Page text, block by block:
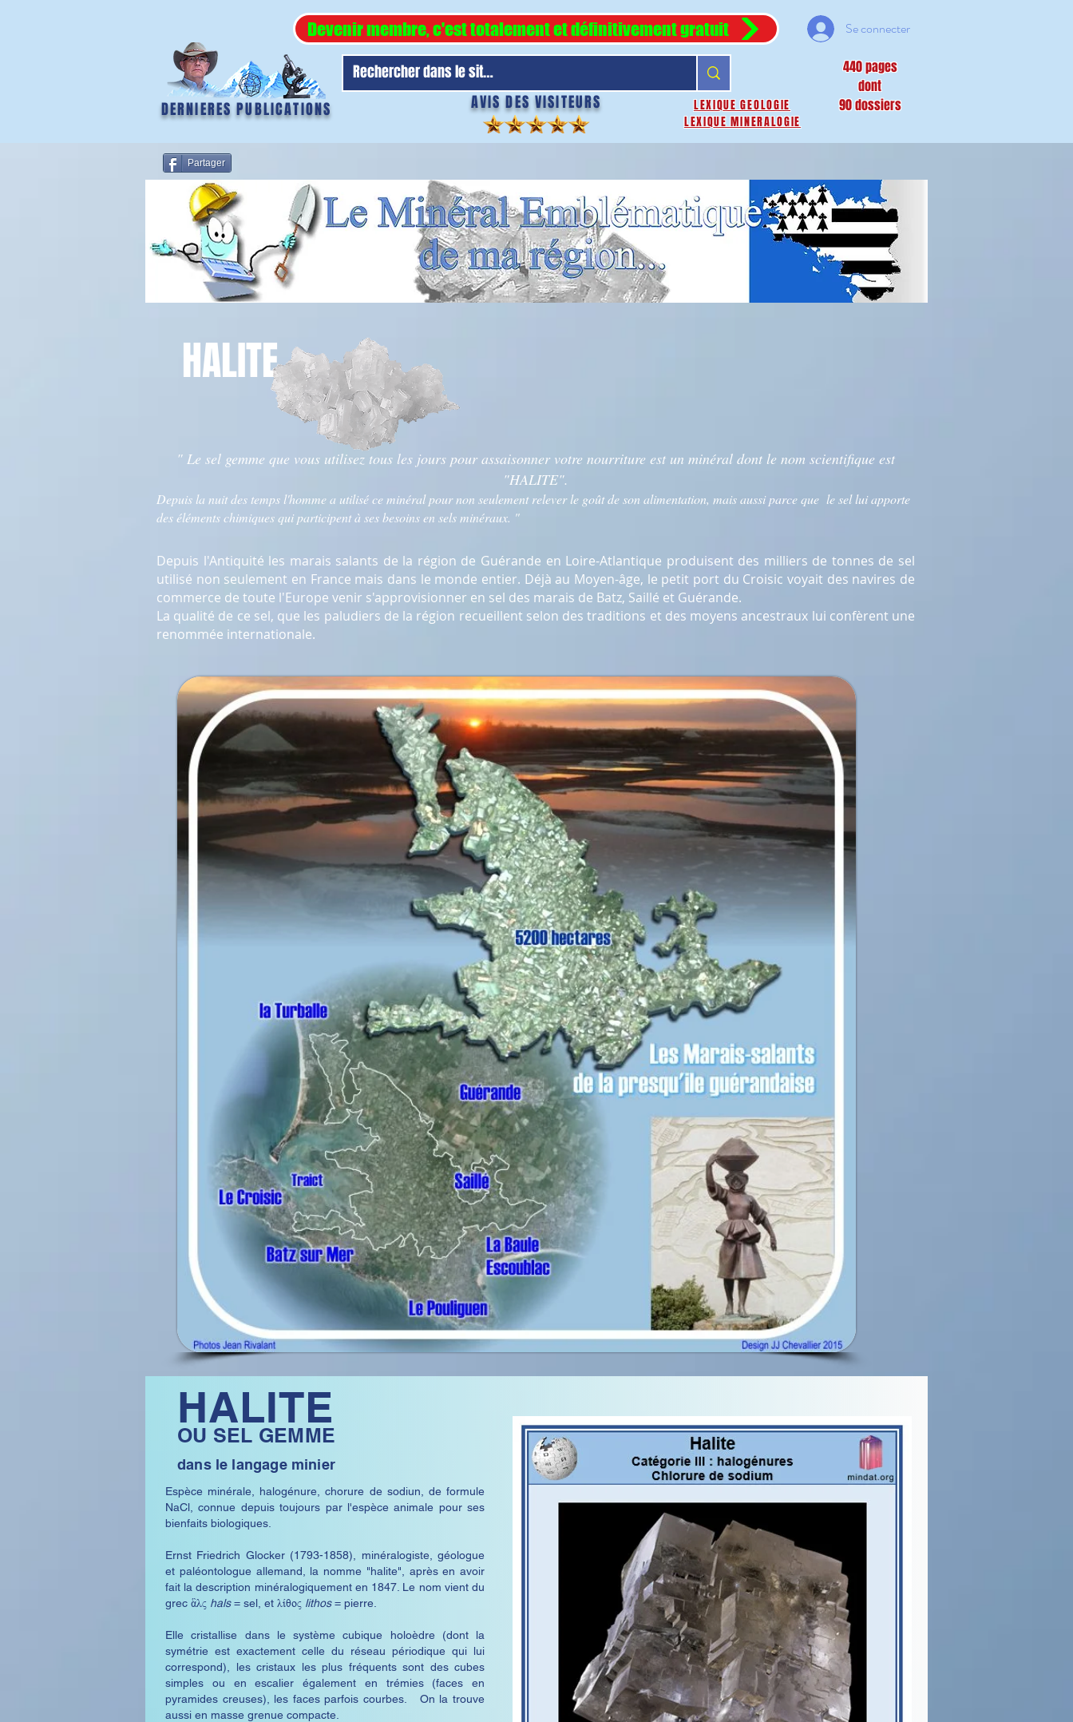
Devenir membre, c'est totalement et définitivement gratuit Se connecter
AVIS DES VISITEURS
DERNIERES PUBLICATIONS
LEXIQUE GEOLOGIE
LEXIQUE MINERALOGIE
440 pages
dont
90 dossiers
Partager
HALITE
" Le sel gemme que vous utilisez tous les jours pour assaisonner votre nourriture est un minéral dont le nom scientifique est
"HALITE".
Depuis la nuit des temps l'homme a utilisé ce minéral pour non seulement relever le goût de son alimentation, mais aussi parce que le sel lui apporte
des éléments chimiques qui participent à ses besoins en sels minéraux. "
Depuis l'Antiquité les marais salants de la région de Guérande en Loire-Atlantique produisent des milliers de tonnes de sel
utilisé non seulement en France mais dans le monde entier. Déjà au Moyen-âge, le petit port du Croisic voyait des navires de
commerce de toute l'Europe venir s'approvisionner en sel des marais de Batz, Saillé et Guérande.
La qualité de ce sel, que les paludiers de la région recueillent selon des traditions et des moyens ancestraux lui confèrent une
renommée internationale.
HALITE
OU SEL GEMME
dans le langage minier
Espèce minérale, halogénure, chorure de sodiun, de formule
NaCl, connue depuis toujours par l'espèce animale pour ses
bienfaits biologiques.
Ernst Friedrich Glocker (1793-1858), minéralogiste, géologue
et paléontologue allemand, la nomme "halite", après en avoir
fait la description minéralogiquement en 1847. Le nom vient du
grec ἃλς hals= sel, et λίθος lithos= pierre.
Elle cristallise dans le système cubique holoèdre (dont la
symétrie est exactement celle du réseau périodique qui lui
correspond), les cristaux les plus fréquents sont des cubes
simples ou en escalier également en trémies (faces en
pyramides creuses), les faces parfois courbes. On la trouve
aussi en masse grenue compacte.